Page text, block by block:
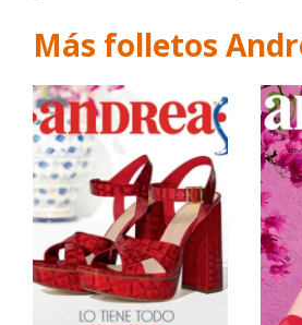
Más folletos